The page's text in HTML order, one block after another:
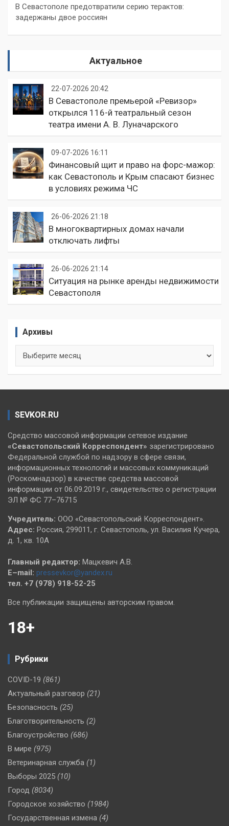
В Севастополе предотвратили серию терактов:
задержаны двое россиян
Актуальное
22-07-2026 20:42
В Севастополе премьерой «Ревизор»
открылся 116-й театральный сезон
театра имени А. В. Луначарского
09-07-2026 16:11
Финансовый щит и право на форс-мажор:
как Севастополь и Крым спасают бизнес
в условиях режима ЧС
26-06-2026 21:18
В многоквартирных домах начали
отключать лифты
26-06-2026 21:14
Ситуация на рынке аренды недвижимости
Севастополя
Архивы
SEVKOR.RU
Средство массовой информации сетевое издание
«Севастопольский Корреспондент» зарегистрировано
Федеральной службой по надзору в сфере связи,
информационных технологий и массовых коммуникаций
(Роскомнадзор) в качестве средства массовой
информации от 06.09.2019 г., свидетельство о регистрации
ЭЛ № ФС 77–76715
Учредитель: ООО «Севастопольский Корреспондент».
Адрес: Россия, 299011, г. Севастополь, ул. Василия Кучера,
д. 1, кв. 10А
Главный редактор: Мацкевич А.В.
E–mail: pressevkor@yandex.ru
тел. +7 (978) 918-52-25
Все публикации защищены авторским правом.
18+
Рубрики
COVID-19 (861)
Актуальный разговор (21)
Безопасность (25)
Благотворительность (2)
Благоустройство (686)
В мире (975)
Ветеринарная служба (1)
Выборы 2025 (10)
Город (8034)
Городское хозяйство (1984)
Государственная измена (4)